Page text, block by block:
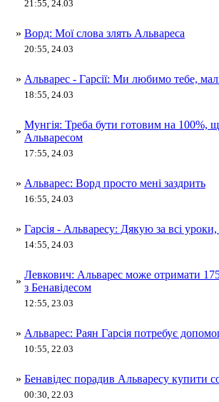
21:55, 24.03
» Ворд: Мої слова злять Альвареса
20:55, 24.03
» Альварес - Гарсії: Ми любимо тебе,
18:55, 24.03
»
Мунгія: Треба бути готовим на 100%,
Альваресом
17:55, 24.03
» Альварес: Ворд просто мені заздрить
16:55, 24.03
» Гарсія - Альваресу: Дякую за всі уроки,
14:55, 24.03
»
Левкович: Альварес може отримати
з Бенавідесом
12:55, 23.03
» Альварес: Раян Гарсія потребує
10:55, 22.03
» Бенавідес порадив Альваресу купити
00:30, 22.03